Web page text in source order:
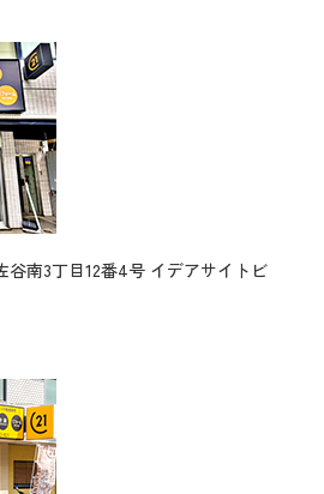
谷南3丁目12番4号 イデアサイトビ